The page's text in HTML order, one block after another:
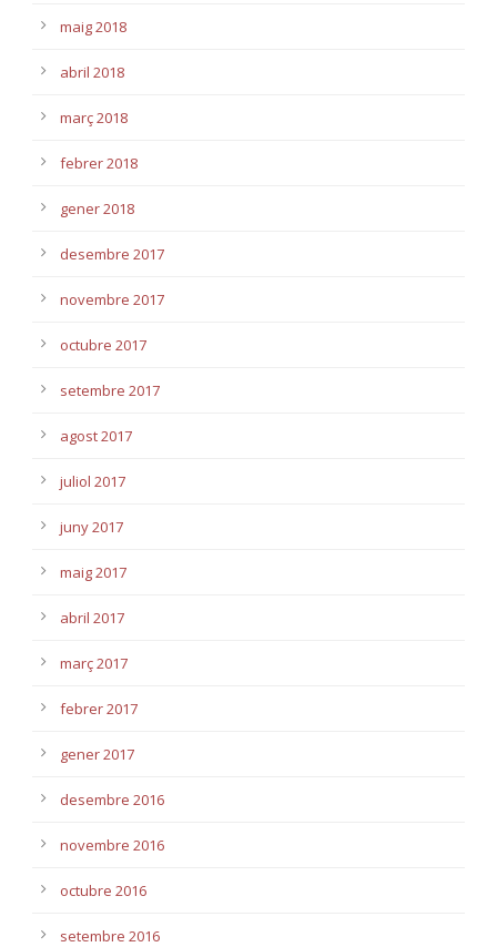
maig 2018
abril 2018
març 2018
febrer 2018
gener 2018
desembre 2017
novembre 2017
octubre 2017
setembre 2017
agost 2017
juliol 2017
juny 2017
maig 2017
abril 2017
març 2017
febrer 2017
gener 2017
desembre 2016
novembre 2016
octubre 2016
setembre 2016